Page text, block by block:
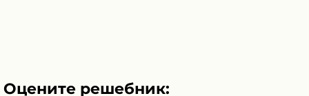
Оцените решебник: